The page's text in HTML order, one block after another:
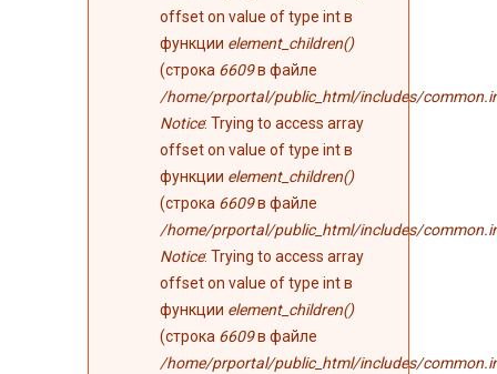
offset on value of type int в
функции element_children()
(строка 6609в файле
/home/prportal/public_html/includes/
Notice: Trying to access array
offset on value of type int в
функции element_children()
(строка 6609в файле
/home/prportal/public_html/includes/
Notice: Trying to access array
offset on value of type int в
функции element_children()
(строка 6609в файле
/home/prportal/public_html/includes/